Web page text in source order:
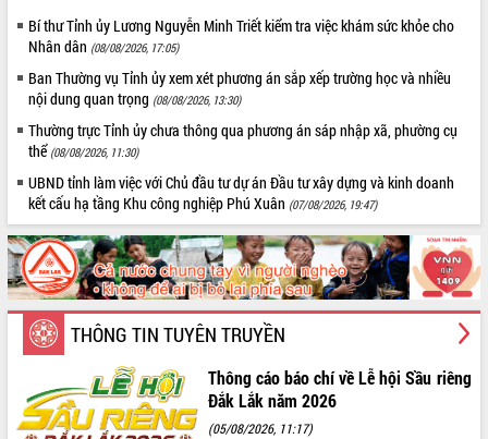
Bí thư Tỉnh ủy Lương Nguyễn Minh Triết kiểm tra việc khám sức khỏe cho
Nhân dân (08/08/2026, 17:05)
Ban Thường vụ Tỉnh ủy xem xét phương án sắp xếp trường học và nhiều
nội dung quan trọng (08/08/2026, 13:30)
Thường trực Tỉnh ủy chưa thông qua phương án sáp nhập xã, phường cụ
thể (08/08/2026, 11:30)
UBND tỉnh làm việc với Chủ đầu tư dự án Đầu tư xây dựng và kinh doanh
kết cấu hạ tầng Khu công nghiệp Phú Xuân (07/08/2026, 19:47)
THÔNG TIN TUYÊN TRUYỀN
Thông cáo báo chí về Lễ hội Sầu riêng
Đắk Lắk năm 2026
(05/08/2026, 11:17)